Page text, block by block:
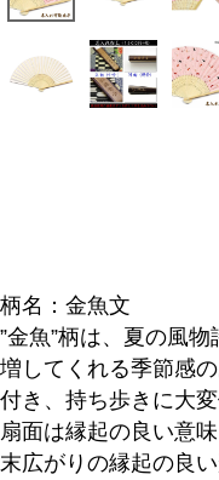
柄名：金魚文
”金魚”柄は、夏の風
増してくれる季節感
付き、持ち歩きに大変
扇面は縁起の良い意
末広がりの縁起の良